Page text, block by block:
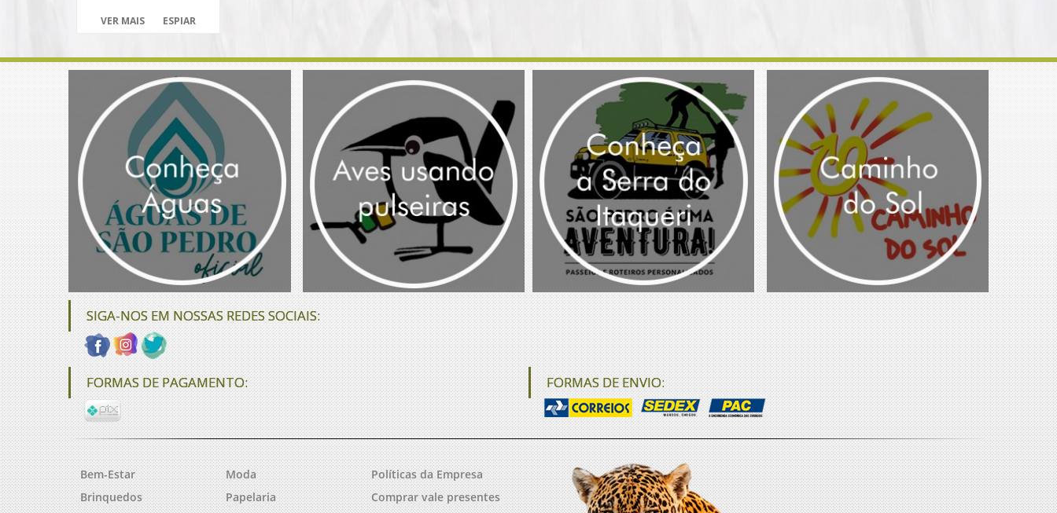
VER MAIS ESPIAR
SIGA-NOS EM NOSSAS REDES SOCIAIS:
FORMAS DE PAGAMENTO: FORMAS DE ENVIO:
Bem-Estar
Brinquedos
Moda
Papelaria
Políticas da Empresa
Comprar vale presentes